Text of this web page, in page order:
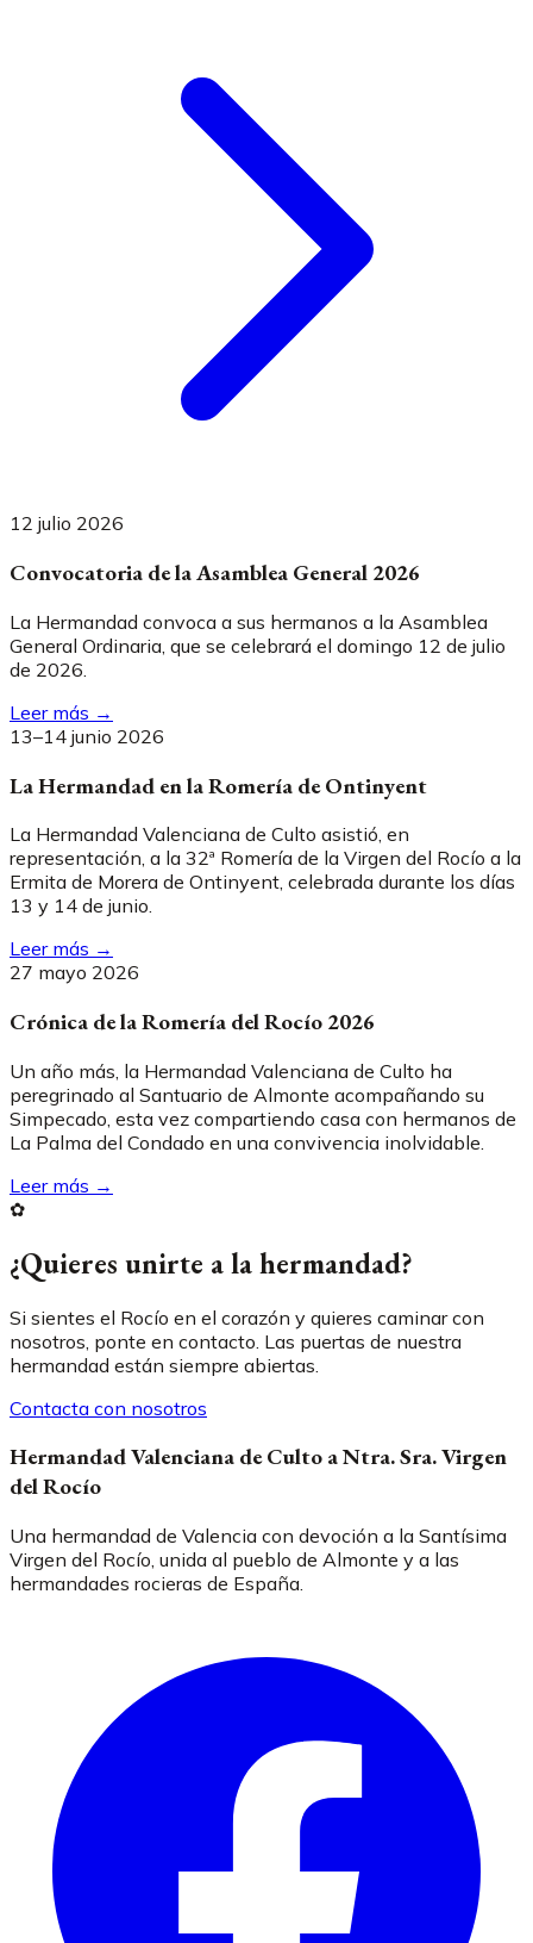
12 julio 2026
Convocatoria de la Asamblea General 2026
La Hermandad convoca a sus hermanos a la Asamblea
General Ordinaria, que se celebrará el domingo 12 de julio
de 2026.
Leer más →
13–14 junio 2026
La Hermandad en la Romería de Ontinyent
La Hermandad Valenciana de Culto asistió, en
representación, a la 32ª Romería de la Virgen del Rocío a la
Ermita de Morera de Ontinyent, celebrada durante los días
13 y 14 de junio.
Leer más →
27 mayo 2026
Crónica de la Romería del Rocío 2026
Un año más, la Hermandad Valenciana de Culto ha
peregrinado al Santuario de Almonte acompañando su
Simpecado, esta vez compartiendo casa con hermanos de
La Palma del Condado en una convivencia inolvidable.
Leer más →
✿
¿Quieres unirte a la hermandad?
Si sientes el Rocío en el corazón y quieres caminar con
nosotros, ponte en contacto. Las puertas de nuestra
hermandad están siempre abiertas.
Contacta con nosotros
Hermandad Valenciana de Culto a Ntra. Sra. Virgen
del Rocío
Una hermandad de Valencia con devoción a la Santísima
Virgen del Rocío, unida al pueblo de Almonte y a las
hermandades rocieras de España.